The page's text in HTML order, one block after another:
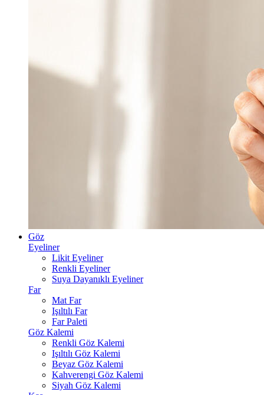
Göz
Eyeliner
Likit Eyeliner
Renkli Eyeliner
Suya Dayanıklı Eyeliner
Far
Mat Far
Işıltılı Far
Far Paleti
Göz Kalemi
Renkli Göz Kalemi
Işıltılı Göz Kalemi
Beyaz Göz Kalemi
Kahverengi Göz Kalemi
Siyah Göz Kalemi